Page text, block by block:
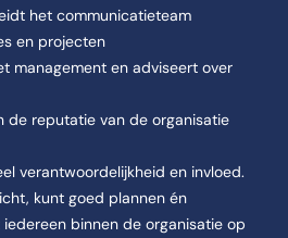
het communicatieteam
en projecten
management en adviseert over
de reputatie van de organisatie
verantwoordelijkheid en invloed.
kunt goed plannen én
binnen de organisatie op